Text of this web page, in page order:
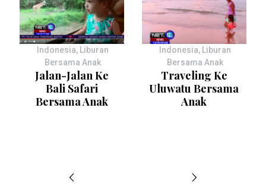
Indonesia, Liburan
Bersama Anak
Jalan-Jalan Ke
Bali Safari
Bersama Anak
Indonesia, Liburan
Bersama Anak
Traveling Ke
Uluwatu Bersama
Anak